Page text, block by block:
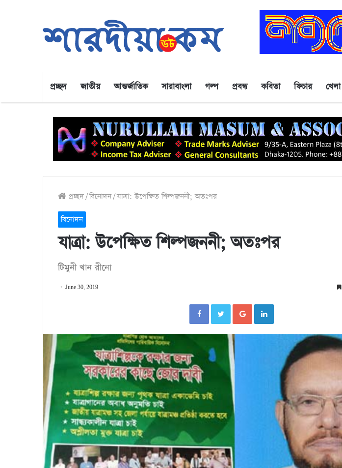
প্রচ্ছদ জাতীয় আন্তর্জাতিক সারাবাংলা গল্প প্রবন্ধ কবিতা ফিচার খেলা
প্রচ্ছদ/বিনোদন/যাত্রা: উপেক্ষিত শিল্পজননী; অতঃপর
বিনোদন
যাত্রা: উপেক্ষিত শিল্পজননী; অতঃপর
টিমুনী খান রীনো
June 30, 2019
FacebookTwitterGoogle+LinkedIn